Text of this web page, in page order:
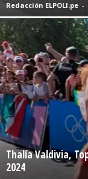
Redacción ELPOLI.pe -
Thalía Valdivia,
2024